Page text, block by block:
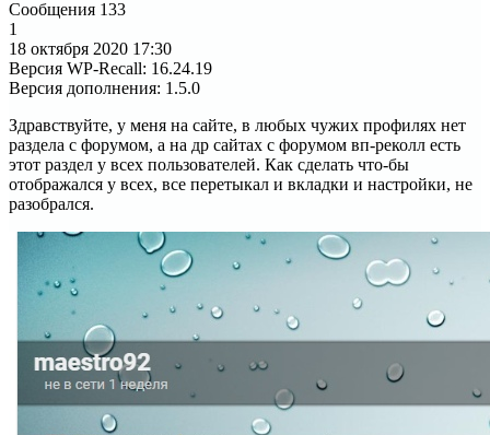
Сообщения 133
1
18 октября 2020 17:30
Версия WP-Recall: 16.24.19
Версия дополнения: 1.5.0
Здравствуйте, у меня на сайте, в любых чужих профилях нет
раздела с форумом, а на др сайтах с форумом вп-реколл есть
этот раздел у всех пользователей. Как сделать что-бы
отображался у всех, все перетыкал и вкладки и настройки, не
разобрался.